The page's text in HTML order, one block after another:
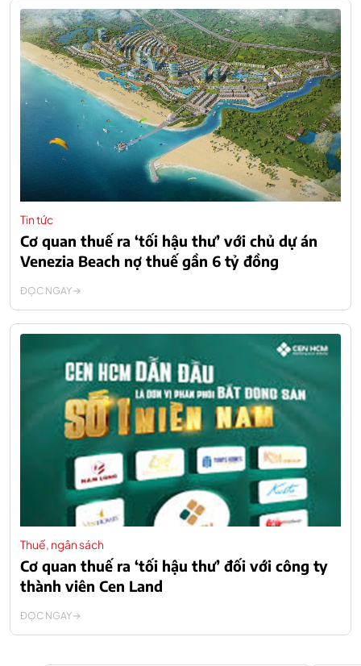
Tin tức
Cơ quan thuế ra ‘tối hậu thư’ với chủ dự án
Venezia Beach nợ thuế gần 6 tỷ đồng
ĐỌC NGAY
Thuế, ngân sách
Cơ quan thuế ra ‘tối hậu thư’ đối với công ty
thành viên Cen Land
ĐỌC NGAY